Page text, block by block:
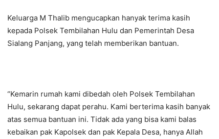
Keluarga M Thalib mengucapkan hanyak terima kasih
kepada Polsek Tembilahan Hulu dan Pemerintah Desa
Sialang Panjang, yang telah memberikan bantuan.
“Kemarin rumah kami dibedah oleh Polsek Tembilahan
Hulu, sekarang dapat perahu. Kami berterima kasih banyak
atas semua bantuan ini. Tidak ada yang bisa kami balas
kebaikan pak Kapolsek dan pak Kepala Desa, hanya Allah